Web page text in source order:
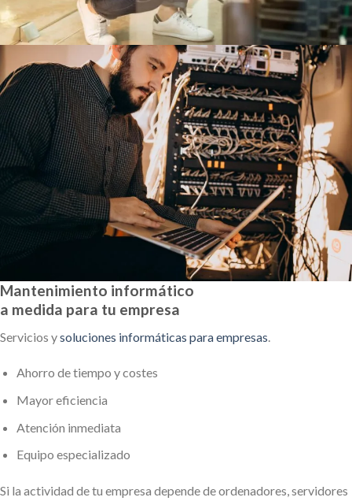
Mantenimiento informático
a medida para tu empresa
Servicios ysoluciones informáticas para empresas
Ahorro de tiempo y costes
Mayor eficiencia
Atención inmediata
Equipo especializado
Si la actividad de tu empresa depende de ordenadores, servidores